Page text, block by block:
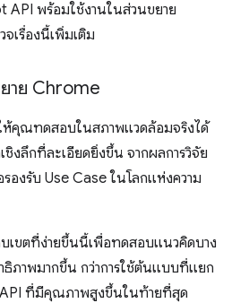
API พร้อมใช้งานในส่วนขยาย
เรื่องนี้เพิ่มเติม
าย Chrome
ห้คุณทดสอบในสภาพแวดล้อมจริงได้
ชิงลึกที่ละเอียดยิ่งขึ้น จากผลการวิจัย
รองรับ Use Case ในโลกแห่งความ
บเขตที่ง่ายขึ้นนี้เพื่อทดสอบแนวคิดบาง
ธิภาพมากขึ้น กว่าการใช้ต้นแบบที่แยก
ที่มีคุณภาพสูงขึ้นในท้ายที่สุด